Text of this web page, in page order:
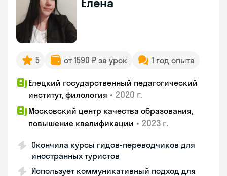
5 от 1590 ₽ за урок 1 год опыта
Елецкий государственный педагогический
институт, филология • 2020 г.
Московский центр качества образования,
повышение квалификации • 2023 г.
Окончила курсы гидов-переводчиков для
иностранных туристов
Использует коммуникативный подход для